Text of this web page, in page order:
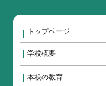
トップページ
学校概要
本校の教育